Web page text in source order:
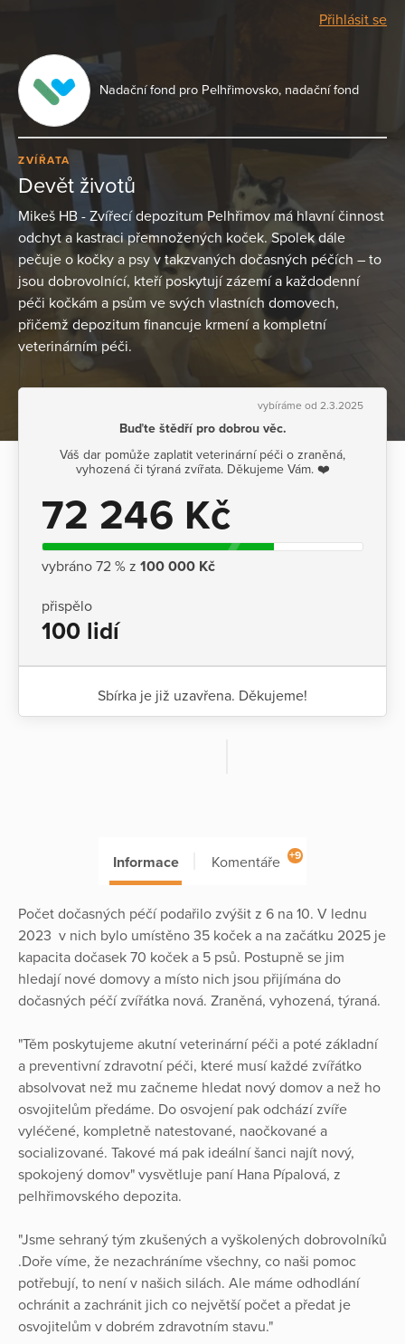
Přihlásit se
Nadační fond pro Pelhřimovsko, nadační fond
ZVÍŘATA
Devět životů
Mikeš HB - Zvířecí depozitum Pelhřimov má hlavní činnost
odchyt a kastraci přemnožených koček. Spolek dále
pečuje o kočky a psy v takzvaných dočasných péčích – to
jsou dobrovolnící, kteří poskytují zázemí a každodenní
péči kočkám a psům ve svých vlastních domovech,
přičemž depozitum financuje krmení a kompletní
veterinárním péči.
vybíráme od 2.3.2025
Buďte štědří pro dobrou věc.
Váš dar pomůže zaplatit veterinární péči o zraněná,
vyhozená či týraná zvířata. Děkujeme Vám. ❤️
72 246 Kč
vybráno 72 % z 100 000 Kč
přispělo
100 lidí
Sbírka je již uzavřena. Děkujeme!
Informace Komentáře +9
Počet dočasných péčí podařilo zvýšit z 6 na 10. V lednu
2023 v nich bylo umístěno 35 koček a na začátku 2025 je
kapacita dočasek 70 koček a 5 psů. Postupně se jim
hledají nové domovy a místo nich jsou přijímána do
dočasných péčí zvířátka nová. Zraněná, vyhozená, týraná.
"Těm poskytujeme akutní veterinární péči a poté základní
a preventivní zdravotní péči, které musí každé zvířátko
absolvovat než mu začneme hledat nový domov a než ho
osvojitelům předáme. Do osvojení pak odchází zvíře
vyléčené, kompletně natestované, naočkované a
socializované. Takové má pak ideální šanci najít nový,
spokojený domov" vysvětluje paní Hana Pípalová, z
pelhřimovského depozita.
"Jsme sehraný tým zkušených a vyškolených dobrovolníků
.Doře víme, že nezachráníme všechny, co naši pomoc
potřebují, to není v našich silách. Ale máme odhodlání
ochránit a zachránit jich co největší počet a předat je
osvojitelům v dobrém zdravotním stavu."